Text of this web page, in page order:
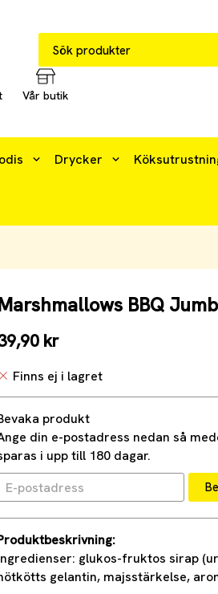
Vår butik
Drycker
BBQ
kr
Finns ej i lagret
produkt
din e-postadress nedan så
i upp till 180 dagar.
glukos-fruktos sirap
gelantin, majsstärkelse,